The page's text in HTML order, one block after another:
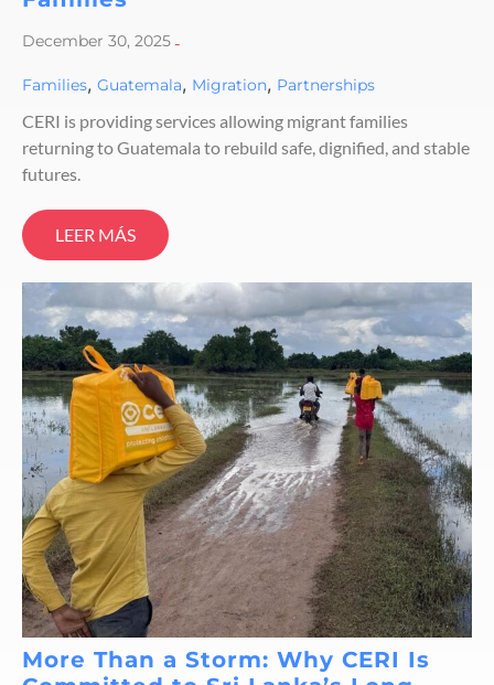
December 30, 2025-
Families, Guatemala, Migration, Partnerships
CERI is providing services allowing migrant families
returning to Guatemala to rebuild safe, dignified, and stable
futures.
LEER MÁS
More Than a Storm: Why CERI Is